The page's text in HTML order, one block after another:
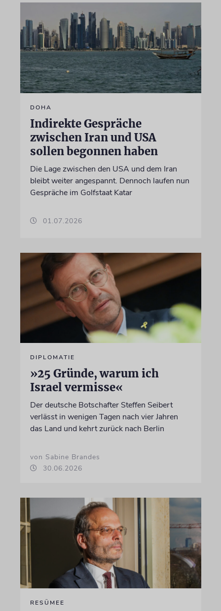
DOHA
Indirekte Gespräche
zwischen Iran und USA
sollen begonnen haben
Die Lage zwischen den USA und dem Iran
bleibt weiter angespannt. Dennoch laufen nun
Gespräche im Golfstaat Katar
01.07.2026
DIPLOMATIE
»25 Gründe, warum ich
Israel vermisse«
Der deutsche Botschafter Steffen Seibert
verlässt in wenigen Tagen nach vier Jahren
das Land und kehrt zurück nach Berlin
von Sabine Brandes
30.06.2026
RESÜMEE